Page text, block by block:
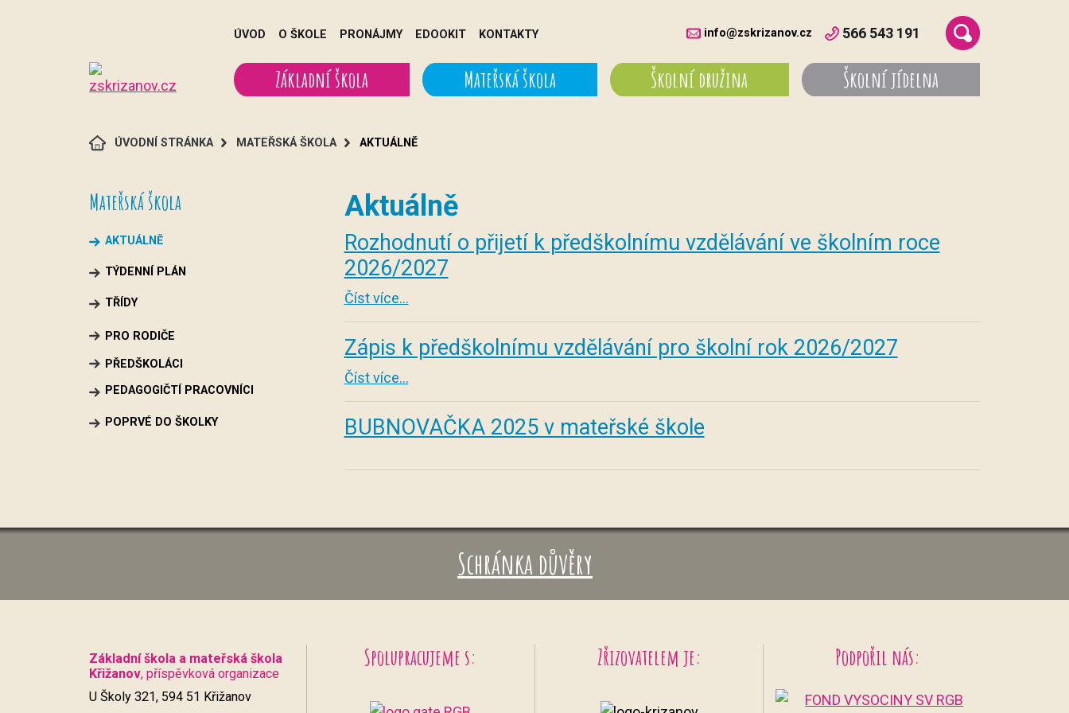
ÚVOD O ŠKOLE PRONÁJMY EDOOKIT KONTAKTY info@zskrizanov.cz 566 543 191
Základní škola Mateřská škola Školní družina Školní jídelna
ÚVODNÍ STRÁNKA MATEŘSKÁ ŠKOLA AKTUÁLNĚ
Aktuálně
Rozhodnutí o přijetí k předškolnímu vzdělávání ve školním roce
2026/2027
Číst více...
Zápis k předškolnímu vzdělávání pro školní rok 2026/2027
Číst více...
BUBNOVAČKA 2025 v mateřské škole
Mateřská škola
AKTUÁLNĚ
TÝDENNÍ PLÁN
TŘÍDY
PRO RODIČE
PŘEDŠKOLÁCI
PEDAGOGIČTÍ PRACOVNÍCI
POPRVÉ DO ŠKOLKY
Schránka důvěry
Základní škola a mateřská škola
Křižanov, příspěvková organizace
U Školy 321, 594 51 Křižanov
Spolupracujeme s: Zřizovatelem je: Podpořil nás: